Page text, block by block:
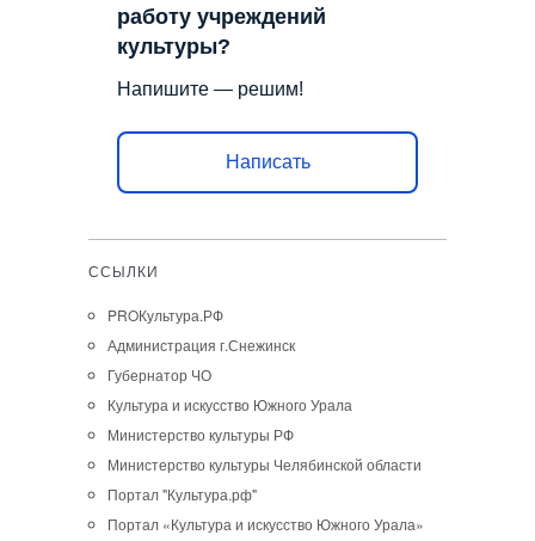
работу учреждений
культуры?
Напишите — решим!
Написать
ССЫЛКИ
PROКультура.РФ
Администрация г.Снежинск
Губернатор ЧО
Культура и искусство Южного Урала
Министерство культуры РФ
Министерство культуры Челябинской области
Портал "Культура.рф"
Портал «Культура и искусство Южного Урала»